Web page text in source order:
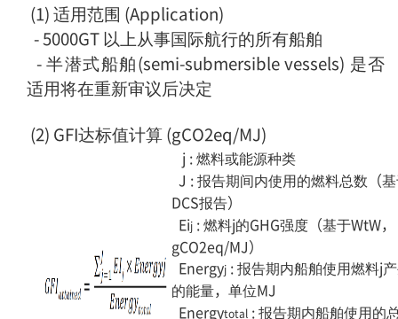
(1) 适用范围 (Application)
- 5000GT 以上从事国际航行的所有船舶
- 半潜式船舶(semi-submersible vessels) 是否
适用将在重新审议后决定
(2) GFI达标值计算 (gCO2eq/MJ)
j : 燃料或能源种类
J : 报告期间内使用的燃料总数（
DCS报告）
Eij : 燃料j的GHG强度（基于WtW，
gCO2eq/MJ）
Energyj : 报告期内船舶使用燃料j
的能量，单位MJ
Energytotal :报告期内船舶使用的